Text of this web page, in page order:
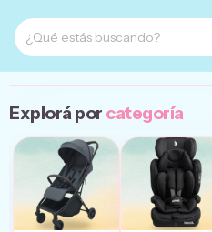
Explorá por categoría